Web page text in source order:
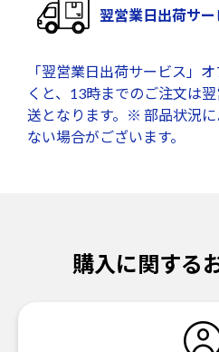
翌営業日出荷サー
「翌営業日出荷サービス」
くと、13時までのご注文は
送となります。※ 部品状況
ない場合がございます。
購入に関する